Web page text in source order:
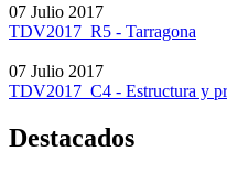
07 Julio 2017
TDV2017_R5 - Tarragona
07 Julio 2017
TDV2017_C4 - Estructura y
Destacados